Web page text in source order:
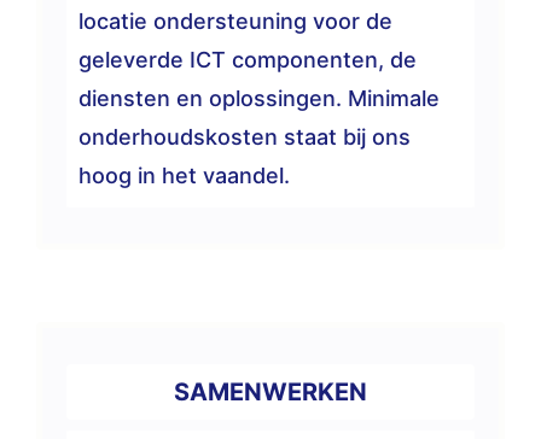
locatie ondersteuning voor de
geleverde ICT componenten, de
diensten en oplossingen. Minimale
onderhoudskosten staat bij ons
hoog in het vaandel.
SAMENWERKEN